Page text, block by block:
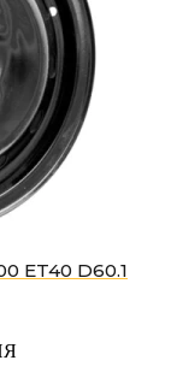
ET40 D60.1